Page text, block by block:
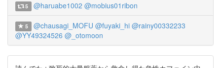
5 @haruabe1002 @mobius01ribon
5 @chausagi_MOFU @fuyaki_hi @rainy00332233
@YY49324526 @_otomoon